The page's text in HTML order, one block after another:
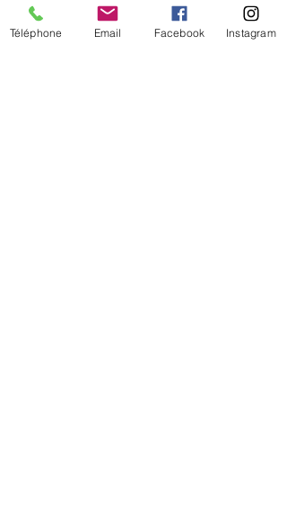
Téléphone Email Facebook Instagram